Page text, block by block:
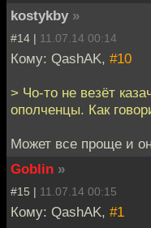
kostykby »
#14 | 11.07.14 00:14
Кому: QashAK, #10
> Чо-то не везёт
ополченцы. Как
Может все проще и
Goblin »
#15 | 11.07.14 00:15
Кому: QashAK, #1